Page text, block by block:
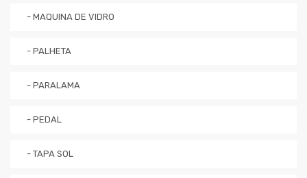
- MAQUINA DE VIDRO
- PALHETA
- PARALAMA
- PEDAL
- TAPA SOL